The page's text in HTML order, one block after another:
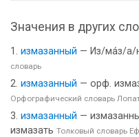
Значения в других
измазанный — Из/ма́з/а/
словарь
измазанный — орф.
Орфографический словарь
измазанный —
измазать Толковый словарь